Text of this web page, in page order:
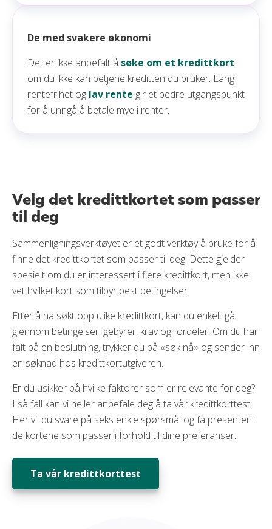
De med svakere økonomi
Det er ikke anbefalt å søke om et kredittkort
om du ikke kan betjene kreditten du bruker. Lang
rentefrihet og lav rente gir et bedre utgangspunkt
for å unngå å betale mye i renter.
Velg det kredittkortet som passer
til deg
Sammenligningsverktøyet er et godt verktøy å bruke for å
finne det kredittkortet som passer til deg. Dette gjelder
spesielt om du er interessert i flere kredittkort, men ikke
vet hvilket kort som tilbyr best betingelser.
Etter å ha søkt opp ulike kredittkort, kan du enkelt gå
gjennom betingelser, gebyrer, krav og fordeler. Om du har
falt på en beslutning, trykker du på «søk nå» og sender inn
en søknad hos kredittkortutgiveren.
Er du usikker på hvilke faktorer som er relevante for deg?
I så fall kan vi heller anbefale deg å ta vår kredittkorttest.
Her vil du svare på seks enkle spørsmål og få presentert
de kortene som passer i forhold til dine preferanser.
Ta vår kredittkorttest